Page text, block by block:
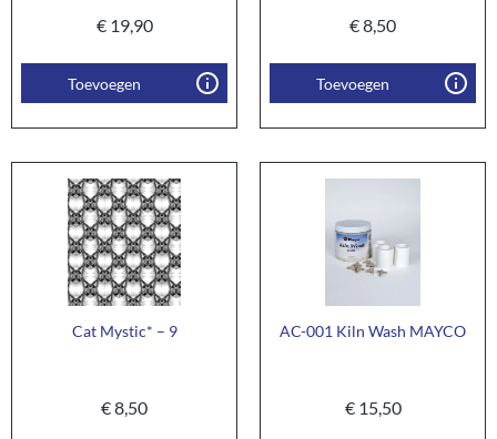
€19,90
Toevoegen
€8,50
Toevoegen
Cat Mystic* – 9
€8,50
AC-001 Kiln Wash MAYCO
€15,50